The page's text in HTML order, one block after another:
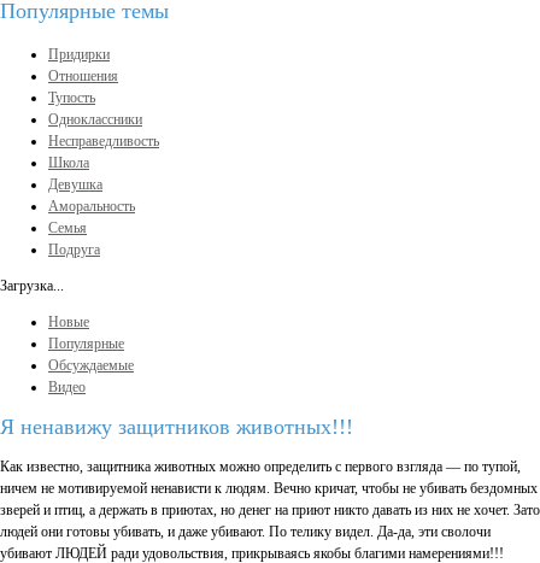
Популярные темы
Придирки
Отношения
Тупость
Одноклассники
Несправедливость
Школа
Девушка
Аморальность
Семья
Подруга
Загрузка...
Новые
Популярные
Обсуждаемые
Видео
Я ненавижу защитников животных!!!
Как известно, защитника животных можно определить с первого взгляда — по тупой,
ничем не мотивируемой ненависти к людям. Вечно кричат, чтобы не убивать бездомных
зверей и птиц, а держать в приютах, но денег на приют никто давать из них не хочет. Зато
людей они готовы убивать, и даже убивают. По телику видел. Да-да, эти сволочи
убивают ЛЮДЕЙ ради удовольствия, прикрываясь якобы благими намерениями!!!